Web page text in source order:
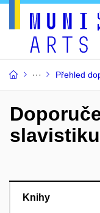
Přehled
slavistiku
Knihy